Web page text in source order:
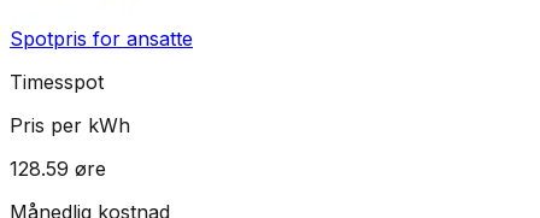
Spotpris for ansatte
Timesspot
Pris per kWh
128.59 øre
Månedlig kostnad